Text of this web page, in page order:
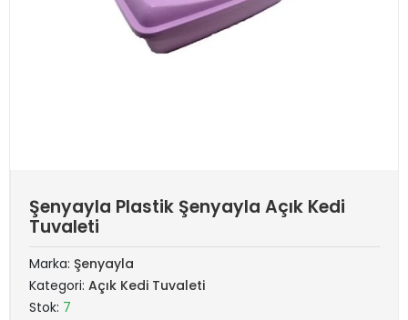
Şenyayla Plastik Şenyayla Açık Kedi
Tuvaleti
Marka: Şenyayla
Kategori: Açık Kedi Tuvaleti
Stok: 7